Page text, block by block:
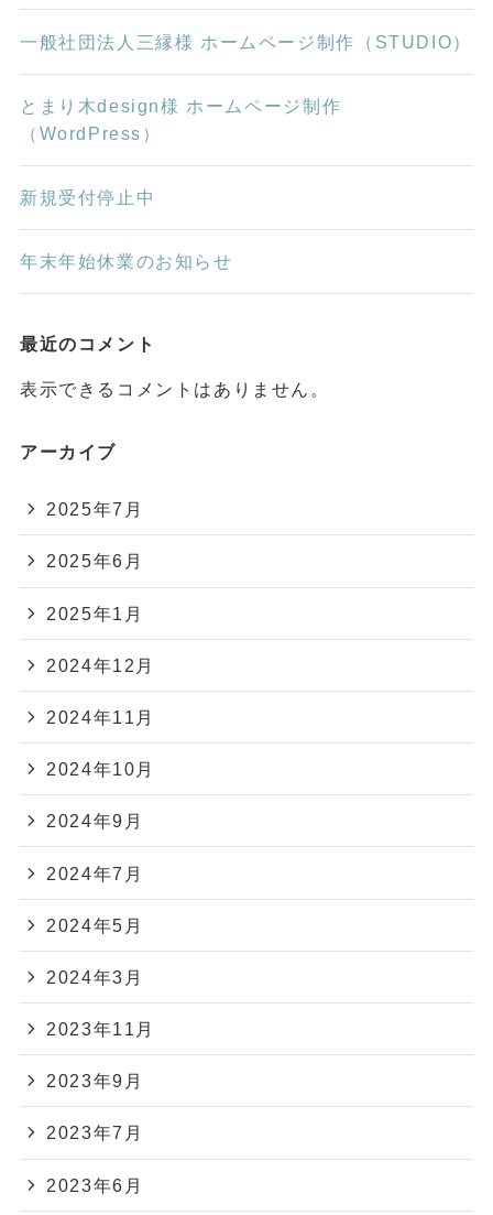
一般社団法人三縁様 ホームページ制作（STUDIO）
とまり木design様 ホームページ制作
（WordPress）
新規受付停止中
年末年始休業のお知らせ
最近のコメント
表示できるコメントはありません。
アーカイブ
2025年7月
2025年6月
2025年1月
2024年12月
2024年11月
2024年10月
2024年9月
2024年7月
2024年5月
2024年3月
2023年11月
2023年9月
2023年7月
2023年6月